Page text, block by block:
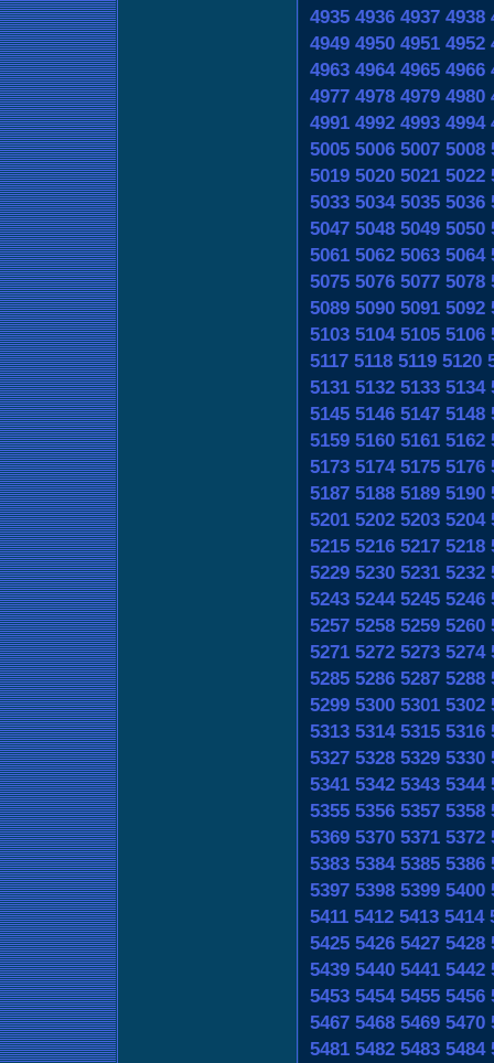
4935 4936 4937 4938
4949 4950 4951 4952
4963 4964 4965 4966
4977 4978 4979 4980
4991 4992 4993 4994
5005 5006 5007 5008
5019 5020 5021 5022
5033 5034 5035 5036
5047 5048 5049 5050
5061 5062 5063 5064
5075 5076 5077 5078
5089 5090 5091 5092
5103 5104 5105 5106
5117 5118 5119 5120
5131 5132 5133 5134
5145 5146 5147 5148
5159 5160 5161 5162
5173 5174 5175 5176
5187 5188 5189 5190
5201 5202 5203 5204
5215 5216 5217 5218
5229 5230 5231 5232
5243 5244 5245 5246
5257 5258 5259 5260
5271 5272 5273 5274
5285 5286 5287 5288
5299 5300 5301 5302
5313 5314 5315 5316
5327 5328 5329 5330
5341 5342 5343 5344
5355 5356 5357 5358
5369 5370 5371 5372
5383 5384 5385 5386
5397 5398 5399 5400
5411 5412 5413 5414
5425 5426 5427 5428
5439 5440 5441 5442
5453 5454 5455 5456
5467 5468 5469 5470
5481 5482 5483 5484